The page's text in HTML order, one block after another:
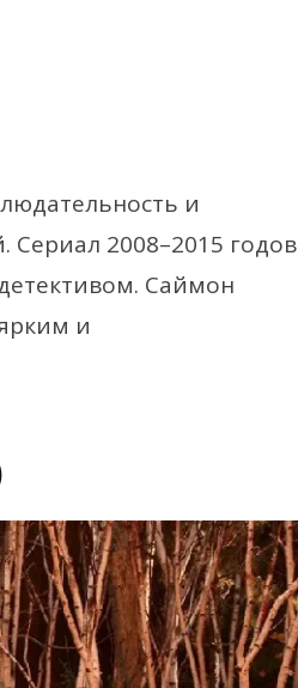
и
Сериал 2008–2015 годов
Саймон
и